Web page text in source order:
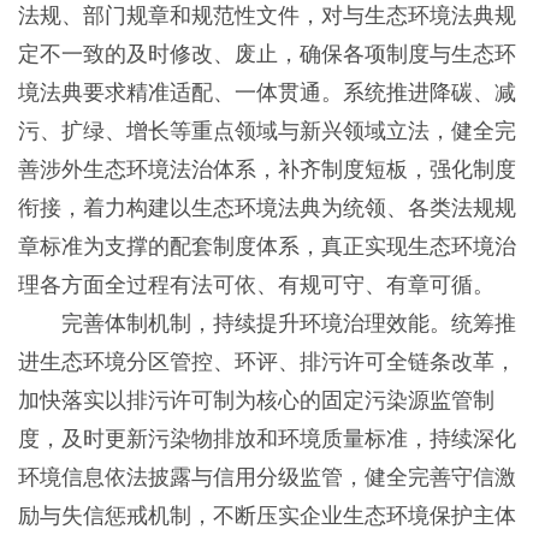
法规、部门规章和规范性文件，对与生态环境法典规
定不一致的及时修改、废止，确保各项制度与生态环
境法典要求精准适配、一体贯通。系统推进降碳、减
污、扩绿、增长等重点领域与新兴领域立法，健全完
善涉外生态环境法治体系，补齐制度短板，强化制度
衔接，着力构建以生态环境法典为统领、各类法规规
章标准为支撑的配套制度体系，真正实现生态环境治
理各方面全过程有法可依、有规可守、有章可循。
完善体制机制，持续提升环境治理效能。统筹推
进生态环境分区管控、环评、排污许可全链条改革，
加快落实以排污许可制为核心的固定污染源监管制
度，及时更新污染物排放和环境质量标准，持续深化
环境信息依法披露与信用分级监管，健全完善守信激
励与失信惩戒机制，不断压实企业生态环境保护主体